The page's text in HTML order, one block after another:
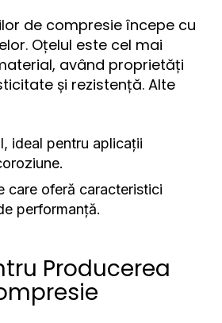
de compresie începe cu
Oțelul este cel mai
având proprietăți
și rezistență. Alte
ideal pentru aplicații
care oferă caracteristici
performanță.
Producerea